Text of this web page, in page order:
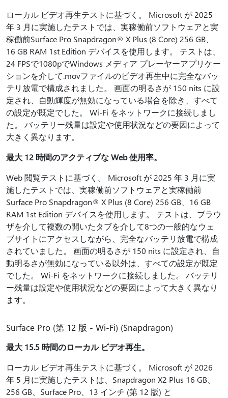
ローカル ビデオ再生テストに基づく。 Microsoft が 2025
年 3 月に実施したテストでは、実稼働前ソフトウェアと実
稼働前Surface Pro Snapdragon® X Plus (8 Core) 256 GB、
16 GB RAM 1st Edition デバイスを使用します。 テストは、
24 FPSで1080pでWindows メディア プレーヤーアプリケー
ションを介して.movファイルのビデオ再生中に完全なバッ
テリ放電で構成されました。 画面の明るさが 150 nits に設
定され、自動輝度が無効になっている場合を除き、すべて
の設定が既定でした。 Wi-Fi をネットワークに接続しまし
た。 バッテリー残量は設定や使用状況などの要因によって
大きく異なります。
最大 12 時間のアクティブな Web 使用率。
Web 閲覧テストに基づく。 Microsoft が 2025 年 3 月に実
施したテストでは、実稼働前ソフトウェアと実稼働前
Surface Pro Snapdragon® X Plus (8 Core) 256 GB、16 GB
RAM 1st Edition デバイスを使用します。 テストは、ブラウ
ザを介して複数の開いたタブを介して8つの一般的なウェ
ブサイトにアクセスしながら、完全なバッテリ放電で構成
されていました。 画面の明るさが 150 nits に設定され、自
動明るさが無効になっている以外は、すべての設定が既定
でした。 Wi-Fi をネットワークに接続しました。 バッテリ
ー残量は設定や使用状況などの要因によって大きく異なり
ます。
Surface Pro (第 12 版 - Wi-Fi) (Snapdragon)
最大 15.5 時間のローカル ビデオ再生。
ローカル ビデオ再生テストに基づく。 Microsoft が 2026
年 5 月に実施したテストは、Snapdragon X2 Plus 16 GB、
256 GB、Surface Pro、13 インチ (第 12 版) と